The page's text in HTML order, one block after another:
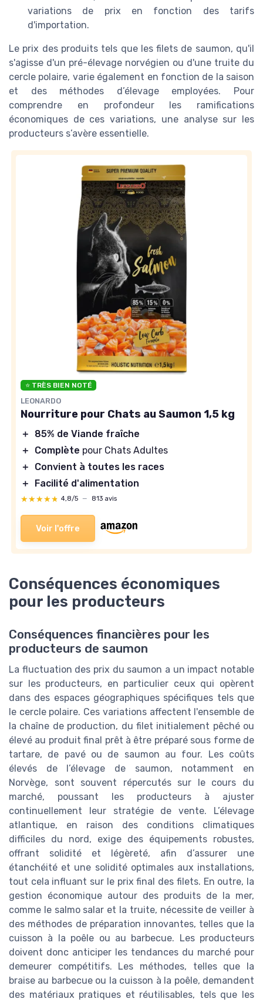
variations de prix en fonction des tarifs
d'importation.
Le prix des produits tels que les filets de saumon, qu'il
s'agisse d'un pré-élevage norvégien ou d'une truite du
cercle polaire, varie également en fonction de la saison
et des méthodes d’élevage employées. Pour
comprendre en profondeur les ramifications
économiques de ces variations, une analyse sur les
producteurs s’avère essentielle.
⭐ TRÈS BIEN NOTÉ
LEONARDO
Nourriture pour Chats au Saumon 1,5 kg
＋
85% de Viande fraîche
＋
Complète pour Chats Adultes
＋
Convient à toutes les races
＋
Facilité d'alimentation
★★★★★
★★★★★ 4,8/5 — 813 avis
Voir l'offre
Conséquences économiques
pour les producteurs
Conséquences financières pour les
producteurs de saumon
La fluctuation des prix du saumon a un impact notable
sur les producteurs, en particulier ceux qui opèrent
dans des espaces géographiques spécifiques tels que
le cercle polaire. Ces variations affectent l'ensemble de
la chaîne de production, du filet initialement pêché ou
élevé au produit final prêt à être préparé sous forme de
tartare, de pavé ou de saumon au four. Les coûts
élevés de l’élevage de saumon, notamment en
Norvège, sont souvent répercutés sur le cours du
marché, poussant les producteurs à ajuster
continuellement leur stratégie de vente. L’élevage
atlantique, en raison des conditions climatiques
difficiles du nord, exige des équipements robustes,
offrant solidité et légèreté, afin d’assurer une
étanchéité et une solidité optimales aux installations,
tout cela influant sur le prix final des filets. En outre, la
gestion économique autour des produits de la mer,
comme le salmo salar et la truite, nécessite de veiller à
des méthodes de préparation innovantes, telles que la
cuisson à la poêle ou au barbecue. Les producteurs
doivent donc anticiper les tendances du marché pour
demeurer compétitifs. Les méthodes, telles que la
braise au barbecue ou la cuisson à la poêle, demandent
des matériaux pratiques et réutilisables, tels que les